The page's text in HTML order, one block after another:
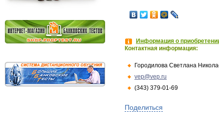
Информация о
Контактная информация:
Городилова Светлана
vep@vep.ru
(343) 379-01-69
Поделиться